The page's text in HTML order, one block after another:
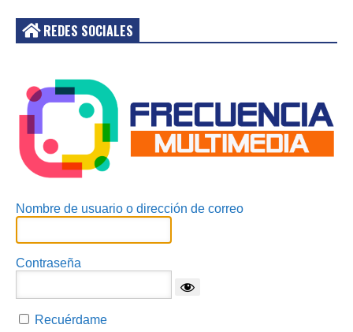
REDES SOCIALES
Nombre de usuario o dirección de correo
Contraseña
Recuérdame